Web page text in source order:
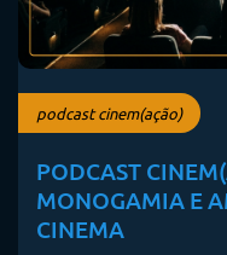
podcast cinem(ação)
PODCAST
MONOGAMIA E
CINEMA